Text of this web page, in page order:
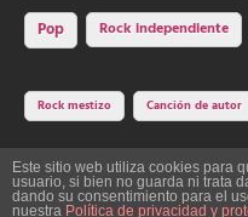
Pop Rock independiente
Rock mestizo Canción de autor
Este sitio web utiliza cookies para
usuario, si bien no guarda ni trata
dando su consentimiento para el
nuestra Política de privacidad y